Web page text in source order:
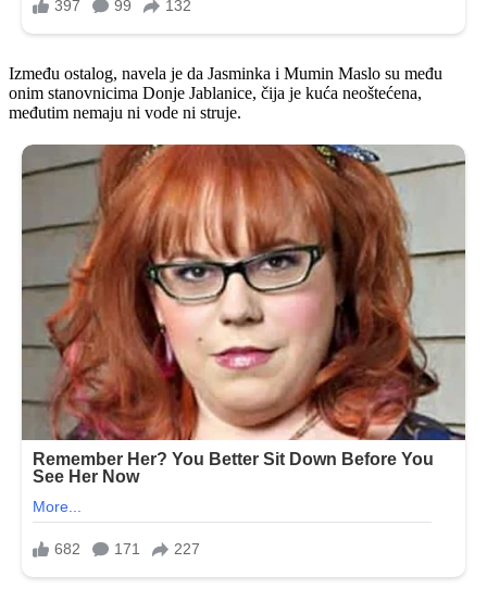
Između ostalog, navela je da Jasminka i Mumin Maslo su među
onim stanovnicima Donje Jablanice, čija je kuća neoštećena,
međutim nemaju ni vode ni struje.